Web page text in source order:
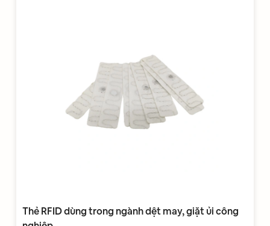
Thẻ RFID dùng trong ngành dệt may, giặt ủi công